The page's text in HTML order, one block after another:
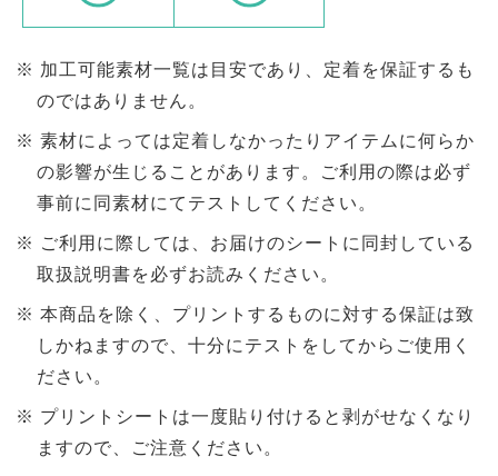
加工可能素材一覧は目安であり、定着を保証するも
のではありません。
素材によっては定着しなかったりアイテムに何らか
の影響が生じることがあります。ご利用の際は必ず
事前に同素材にてテストしてください。
ご利用に際しては、お届けのシートに同封している
取扱説明書を必ずお読みください。
本商品を除く、プリントするものに対する保証は致
しかねますので、十分にテストをしてからご使用く
ださい。
プリントシートは一度貼り付けると剥がせなくなり
ますので、ご注意ください。